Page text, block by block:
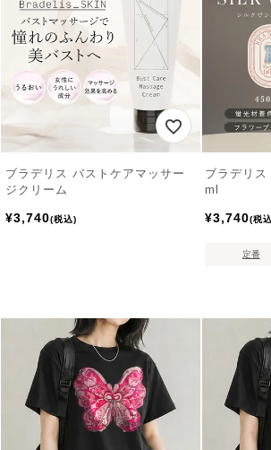
ブラデリス バストケアマッサー
ジクリーム
¥3,740 税込
ブラデリ
ml
¥3,740 税込
定番